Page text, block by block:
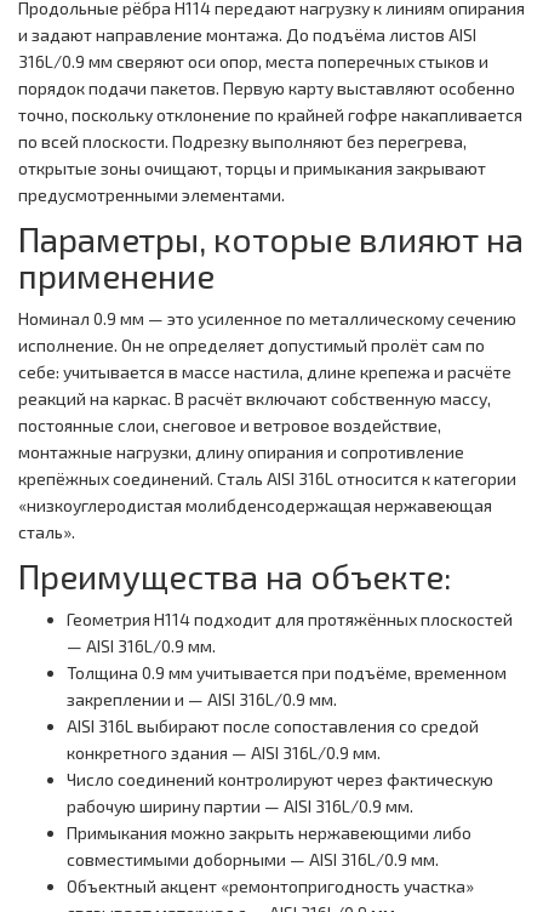
Продольные рёбра Н114 передают нагрузку к линиям опирания
и задают направление монтажа. До подъёма листов AISI
316L/0.9 мм сверяют оси опор, места поперечных стыков и
порядок подачи пакетов. Первую карту выставляют особенно
точно, поскольку отклонение по крайней гофре накапливается
по всей плоскости. Подрезку выполняют без перегрева,
открытые зоны очищают, торцы и примыкания закрывают
предусмотренными элементами.
Параметры, которые влияют на
применение
Номинал 0.9 мм — это усиленное по металлическому сечению
исполнение. Он не определяет допустимый пролёт сам по
себе: учитывается в массе настила, длине крепежа и расчёте
реакций на каркас. В расчёт включают собственную массу,
постоянные слои, снеговое и ветровое воздействие,
монтажные нагрузки, длину опирания и сопротивление
крепёжных соединений. Сталь AISI 316L относится к категории
«низкоуглеродистая молибденсодержащая нержавеющая
сталь».
Преимущества на объекте:
Геометрия Н114 подходит для протяжённых плоскостей
— AISI 316L/0.9 мм.
Толщина 0.9 мм учитывается при подъёме, временном
закреплении и — AISI 316L/0.9 мм.
AISI 316L выбирают после сопоставления со средой
конкретного здания — AISI 316L/0.9 мм.
Число соединений контролируют через фактическую
рабочую ширину партии — AISI 316L/0.9 мм.
Примыкания можно закрыть нержавеющими либо
совместимыми доборными — AISI 316L/0.9 мм.
Объектный акцент «ремонтопригодность участка»